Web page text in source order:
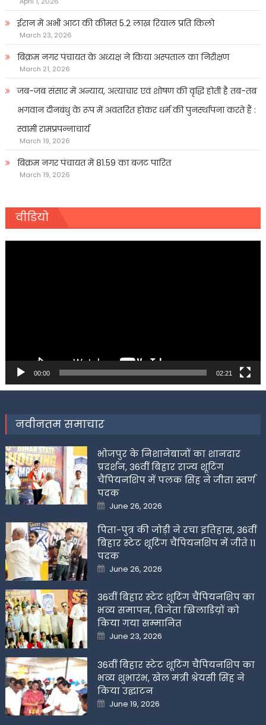
ईरान में अभी आटा की कीमत 5.2 लाख रियाल प्रति किलो
March 23, 2026
बिक्रम नगर पंचायत के अध्यक्ष ने किया अस्पताल का निरीक्षण
March 21, 2026
जब-जब संसार में अन्याय, अत्याचार एवं शोषण की वृद्धि होती है तब-तब
भगवान दीनबंधु के रूप में अवतरित होकर धर्म की पुनर्स्थापना करते हैं :
स्वामी रामप्रपन्नाचार्य
March 19, 2026
बिक्रम नगर पंचायत में 81.59 का बजट पारित
March 19, 2026
वीडियो
00:00 02:21
नवीनतम समाचार
भोजपुर के निशानेबाजों का शानदार
प्रदर्शन, 36वीं बिहार राज्य शूटिंग
चैंपियनशिप में पलक सिंह ने जीता स्वर्ण
पदक
Posted
on
June 26, 2026
पिता-पुत्र की जोड़ी ने रचा इतिहास, 36वीं
बिहार स्टेट शूटिंग चैंपियनशिप में जीते 11
पदक
Posted
on
June 26, 2026
36वीं बिहार स्टेट शूटिंग चैंपियनशिप का
भव्य समापन, विजेता खिलाडिय़ों को
किया गया सम्मानित
Posted
on
June 23, 2026
36वीं बिहार स्टेट शूटिंग चैंपियनशिप का
भव्य शुभारंभ, खेल मंत्री श्रेयसी सिंह ने
किया उद्घाटन
Posted
on
June 19, 2026